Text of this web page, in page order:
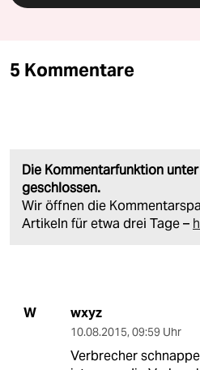
5 Kommentare
Die Kommentarfunktion
geschlossen.
Wir öffnen die
Artikeln für etwa drei Tage –
W wxyz
10.08.2015, 09:59 Uhr
Verbrecher